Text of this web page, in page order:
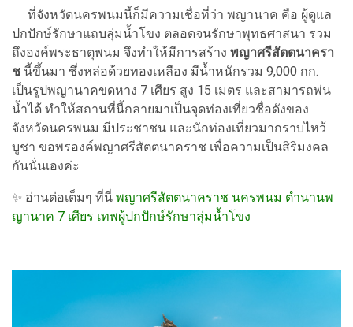
ที่จังหวัดนครพนมนี้ก็มีความเชื่อที่ว่า พญานาค คือ ผู้ดูแล
ปกปักษ์รักษาแถบลุ่มน้ำโขง ตลอดจนรักษาพุทธศาสนา รวม
ถึงองค์พระธาตุพนม จึงทำให้มีการสร้าง พญาศรีสัตตนาครา
ช นี้ขึ้นมา ซึ่งหล่อด้วยทองเหลือง มีน้ำหนักรวม 9,000 กก.
เป็นรูปพญานาคขดหาง 7 เศียร สูง 15 เมตร และสามารถพ่น
น้ำได้ ทำให้สถานที่นี้กลายมาเป็นจุดท่องเที่ยวชื่อดังของ
จังหวัดนครพนม มีประชาชน และนักท่องเที่ยวมากราบไหว้
บูชา ขอพรองค์พญาศรีสัตตนาคราช เพื่อความเป็นสิริมงคล
กันนั่นเองค่ะ
✨ อ่านต่อเต็มๆ ที่นี่ พญาศรีสัตตนาคราช นครพนม ตำนานพ
ญานาค 7 เศียร เทพผู้ปกปักษ์รักษาลุ่มน้ำโขง